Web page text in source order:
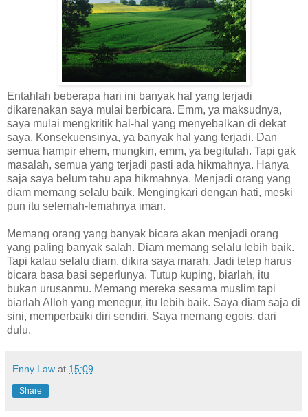
Entahlah beberapa hari ini banyak hal yang terjadi
dikarenakan saya mulai berbicara. Emm, ya maksudnya,
saya mulai mengkritik hal-hal yang menyebalkan di dekat
saya. Konsekuensinya, ya banyak hal yang terjadi. Dan
semua hampir ehem, mungkin, emm, ya begitulah. Tapi gak
masalah, semua yang terjadi pasti ada hikmahnya. Hanya
saja saya belum tahu apa hikmahnya. Menjadi orang yang
diam memang selalu baik. Mengingkari dengan hati, meski
pun itu selemah-lemahnya iman.
Memang orang yang banyak bicara akan menjadi orang
yang paling banyak salah. Diam memang selalu lebih baik.
Tapi kalau selalu diam, dikira saya marah. Jadi tetep harus
bicara basa basi seperlunya. Tutup kuping, biarlah, itu
bukan urusanmu. Memang mereka sesama muslim tapi
biarlah Alloh yang menegur, itu lebih baik. Saya diam saja di
sini, memperbaiki diri sendiri. Saya memang egois, dari
dulu.
Enny Law at 15:09
Share